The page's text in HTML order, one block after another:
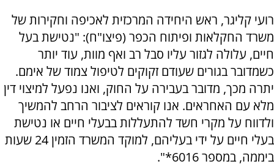
רועי קליגר, ראש היחידה המרכזית לאכיפה וחקירות של
משרד החקלאות ופיתוח הכפר (פיצו"ח): "נטישת בעל
חיים, עלולה לגזור עליו סבל רב ואף מוות, עוד יותר
כשמדובר בגורים שעודם זקוקים לטיפול צמוד של אימם.
יתרה מכך, מדובר בעבירה על החוק, ואנו נפעל למיצוי דין
מלא עם האחראים. אנו קוראים לציבור הרחב להמשיך
ולדווח על מקרי חשד להתעללות בבעלי חיים או נטישת
בעלי חיים על ידי בעליהם, למוקד המשרד הזמין 24 שעות
ביממה, במספר 6016*".